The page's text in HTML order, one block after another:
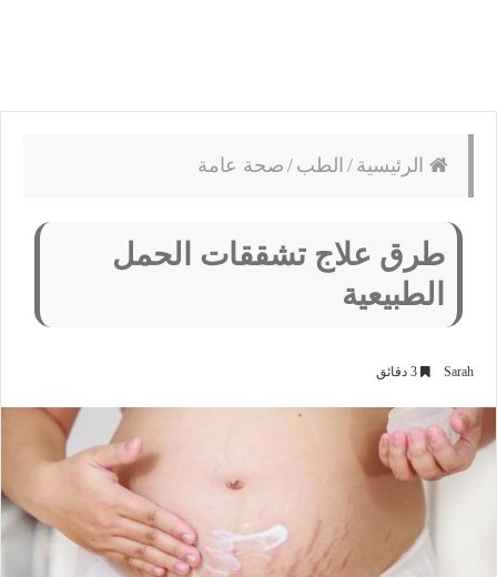
الرئيسية / الطب / صحة عامة
طرق علاج تشققات الحمل
الطبيعية
Sarah